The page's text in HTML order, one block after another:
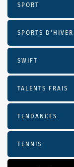
SPORT
SPORTS D'HIVER
SWIFT
TALENTS FRAIS
TENDANCES
TENNIS